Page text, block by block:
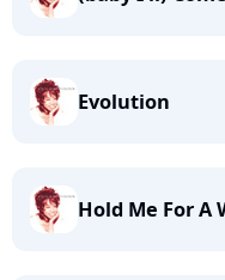
Evolution
Hold Me For A